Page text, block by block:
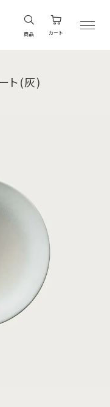
商品 カート
ト(灰)